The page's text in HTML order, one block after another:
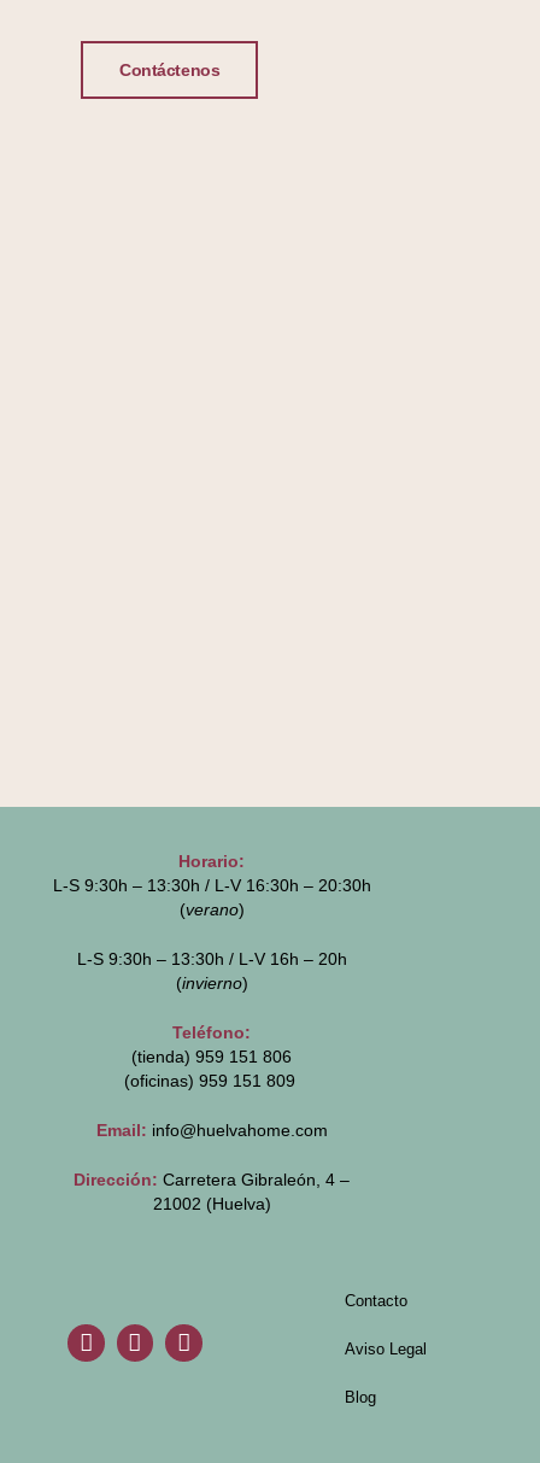
Contáctenos
Horario:
L-S 9:30h – 13:30h / L-V 16:30h – 20:30h
(verano)
L-S 9:30h – 13:30h / L-V 16h – 20h
(invierno)
Teléfono:
(tienda) 959 151 806
(oficinas) 959 151 809
Email: info@huelvahome.com
Dirección: Carretera Gibraleón, 4 –
21002 (Huelva)
Contacto
Aviso Legal
Blog